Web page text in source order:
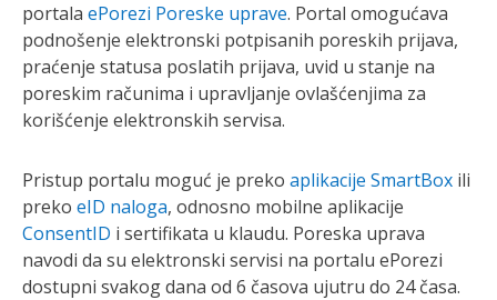
portala ePorezi Poreske uprave. Portal omogućava
podnošenje elektronski potpisanih poreskih prijava,
praćenje statusa poslatih prijava, uvid u stanje na
poreskim računima i upravljanje ovlašćenjima za
korišćenje elektronskih servisa.
Pristup portalu moguć je preko aplikacije SmartBox ili
preko eID naloga, odnosno mobilne aplikacije
ConsentID i sertifikata u klaudu. Poreska uprava
navodi da su elektronski servisi na portalu ePorezi
dostupni svakog dana od 6 časova ujutru do 24 časa.